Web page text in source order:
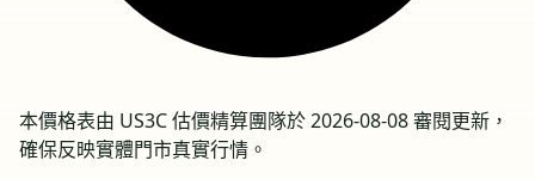
本價格表由 US3C 估價精算團隊於2026-08-08審閱更新，
確保反映實體門市真實行情。